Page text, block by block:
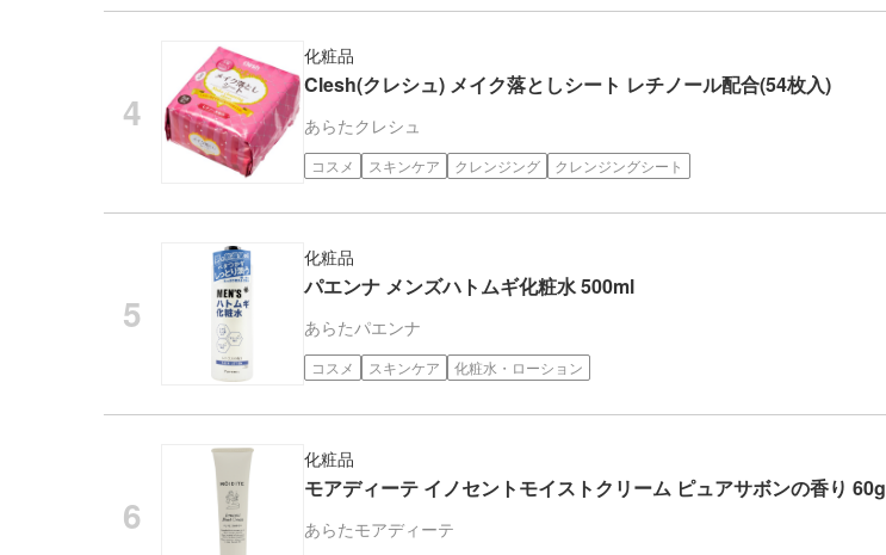
化粧品
Clesh(クレシュ) メイク落としシート レチノール配合(54枚入)
あらた クレシュ
コスメ スキンケア クレンジング クレンジングシート
化粧品
パエンナ メンズハトムギ化粧水 500ml
あらたパエンナ
コスメ スキンケア 化粧水・ローション
化粧品
モアディーテ イノセントモイストクリーム ピュアサボンの香り 60g
あらたモアディーテ